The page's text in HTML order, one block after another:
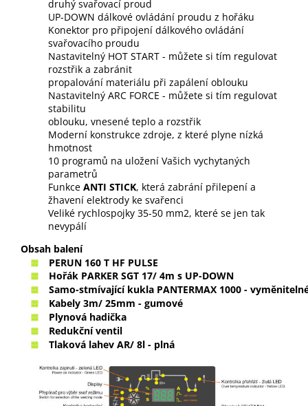
druhý svařovací proud
UP-DOWN dálkové ovládání proudu z hořáku
Konektor pro připojení dálkového ovládání
svařovacího proudu
Nastavitelný HOT START - můžete si tím regulovat
rozstřik a zabránit
propalování materiálu při zapálení oblouku
Nastavitelný ARC FORCE - můžete si tím regulovat
stabilitu
oblouku, vnesené teplo a rozstřik
Moderní konstrukce zdroje, z které plyne nízká
hmotnost
10 programů na uložení Vašich vychytaných
parametrů
Funkce ANTI STICK, která zabrání přilepení a
žhavení elektrody ke svařenci
Veliké rychlospojky 35-50 mm2, které se jen tak
nevypálí
Obsah balení
PERUN 160 T HF PULSE
Hořák PARKER SGT 17/ 4m s UP-DOWN
Samo-stmívající kukla PANTERMAX 1000 -
Kabely 3m/ 25mm - gumové
Plynová hadička
Redukční ventil
Tlaková lahev AR/ 8l - plná